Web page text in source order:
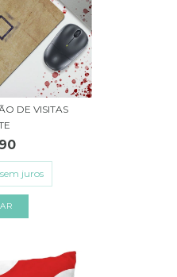
DE VISITAS
sem juros